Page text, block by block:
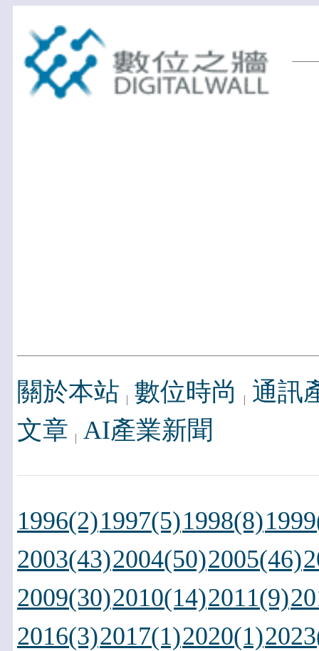
關於本站 數位時尚
通訊
文章 AI產業新聞
1996(2)1997(5)1998(8)
2003(43)2004(50)2005(46)
2009(30)2010(14)2011(9)
2016(3)2017(1)2020(1)